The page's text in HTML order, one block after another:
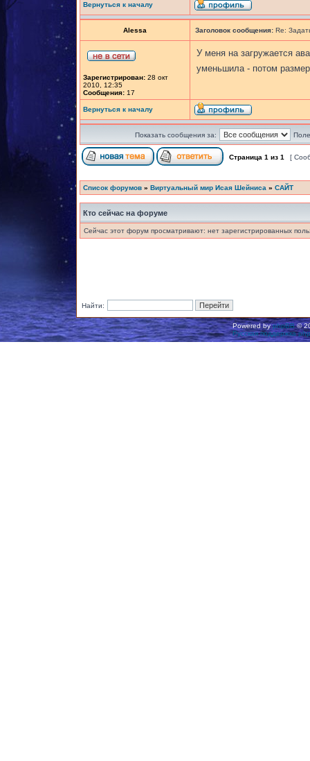
Вернуться к началу
Alessa Заголовок сообщения: Re:
Зарегистрирован: 28 окт
2010, 12:35
Сообщения: 17
У меня на загружается
уменьшила - потом
Вернуться к началу
Показать сообщения за:
Страница 1 из 1 [
Список форумов » Виртуальный мир Исая Шейниса » САЙТ
Кто сейчас на форуме
Сейчас этот форум просматривают: нет зарегистрированных
Найти:
Powered byphpBB©
Русская поддержка